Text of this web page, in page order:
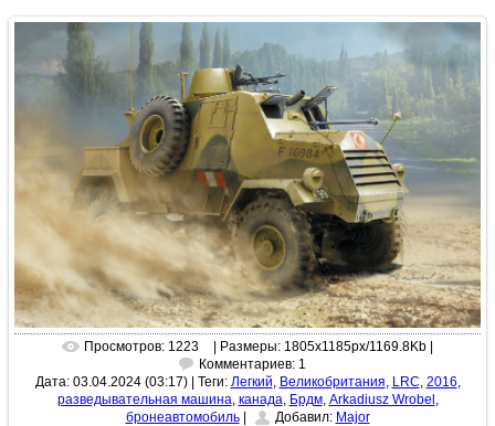
Просмотров: 1223
| Размеры: 1805x1185px/1169.8Kb |
Комментариев: 1
Дата: 03.04.2024 (03:17)| Теги: Легкий, Великобритания, LRC, 2016,
разведывательная машина, канада, Брдм, Arkadiusz Wrobel,
бронеавтомобиль| Добавил: Major